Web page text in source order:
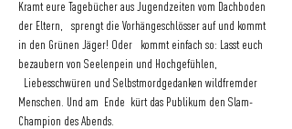
Kramt eure Tagebücher aus Jugendzeiten vom Dachboden
der Eltern,   sprengt die Vorhängeschlösser auf und kommt
in den Grünen Jäger! Oder   kommt einfach so: Lasst euch
bezaubern von Seelenpein und Hochgefühlen,
Liebesschwüren und Selbstmordgedanken wildfremder
Menschen. Und am  Ende  kürt das Publikum den Slam-
Champion des Abends.